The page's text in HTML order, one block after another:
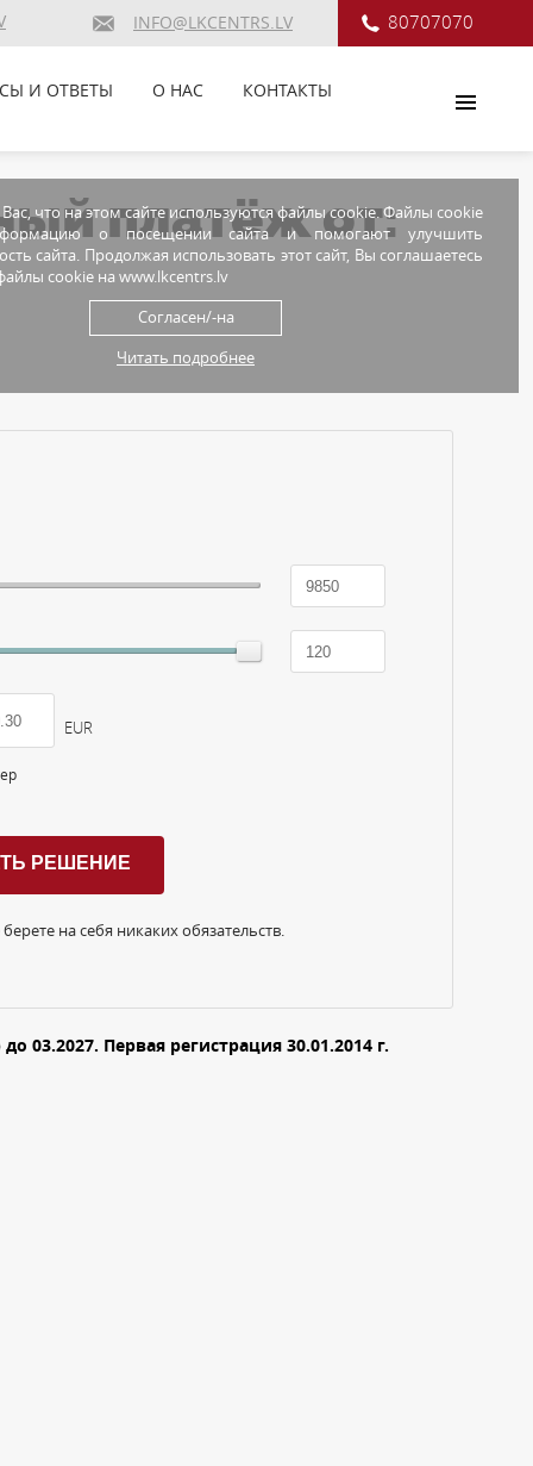
INFO@LKCENTRS.LV 80707070
И ОТВЕТЫ О НАС
КОНТАКТЫ
платёж от:
EUR
на себя никаких обязательств.
03.2027. Первая регистрация 30.01.2014 г.
что на этом сайте используются файлы cookie. Файлы cookie
о посещении сайта и помогают улучшить
сайта. Продолжая использовать этот сайт, Вы соглашаетесь
cookie на www.lkcentrs.lv
Согласен/-на
Читать подробнее